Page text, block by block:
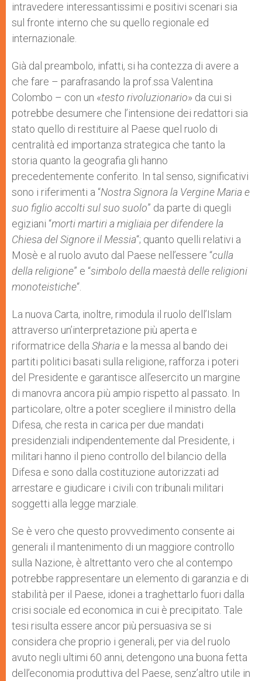
intravedere interessantissimi e positivi scenari sia
sul fronte interno che su quello regionale ed
internazionale.
Già dal preambolo, infatti, si ha contezza di avere a
che fare – parafrasando la prof.ssa Valentina
Colombo – con un «testo rivoluzionario» da cui si
potrebbe desumere che l’intensione dei redattori sia
stato quello di restituire al Paese quel ruolo di
centralità ed importanza strategica che tanto la
storia quanto la geografia gli hanno
precedentemente conferito. In tal senso, significativi
sono i riferimenti a “Nostra Signora la Vergine Maria e
suo figlio accolti sul suo suolo” da parte di quegli
egiziani “morti martiri a migliaia per difendere la
Chiesa del Signore il Messia“; quanto quelli relativi a
Mosè e al ruolo avuto dal Paese nell’essere “culla
della religione” e “simbolo della maestà delle religioni
monoteistiche“.
La nuova Carta, inoltre, rimodula il ruolo dell’Islam
attraverso un’interpretazione più aperta e
riformatrice della Sharia e la messa al bando dei
partiti politici basati sulla religione, rafforza i poteri
del Presidente e garantisce all’esercito un margine
di manovra ancora più ampio rispetto al passato. In
particolare, oltre a poter scegliere il ministro della
Difesa, che resta in carica per due mandati
presidenziali indipendentemente dal Presidente, i
militari hanno il pieno controllo del bilancio della
Difesa e sono dalla costituzione autorizzati ad
arrestare e giudicare i civili con tribunali militari
soggetti alla legge marziale.
Se è vero che questo provvedimento consente ai
generali il mantenimento di un maggiore controllo
sulla Nazione, è altrettanto vero che al contempo
potrebbe rappresentare un elemento di garanzia e di
stabilità per il Paese, idonei a traghettarlo fuori dalla
crisi sociale ed economica in cui è precipitato. Tale
tesi risulta essere ancor più persuasiva se si
considera che proprio i generali, per via del ruolo
avuto negli ultimi 60 anni, detengono una buona fetta
dell’economia produttiva del Paese, senz’altro utile in